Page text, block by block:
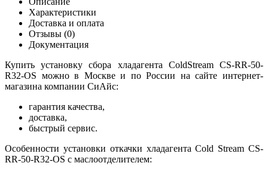
Характеристики
Доставка и оплата
Отзывы (0)
Документация
Купить установку сбора хладагента ColdStream CS-RR-50-
R32-OS можно в Москве и по России на сайте интернет-
магазина компании СиАйс:
гарантия качества,
доставка,
быстрый сервис.
Особенности установки откачки хладагента Cold Stream CS-
RR-50-R32-OS с маслоотделителем: